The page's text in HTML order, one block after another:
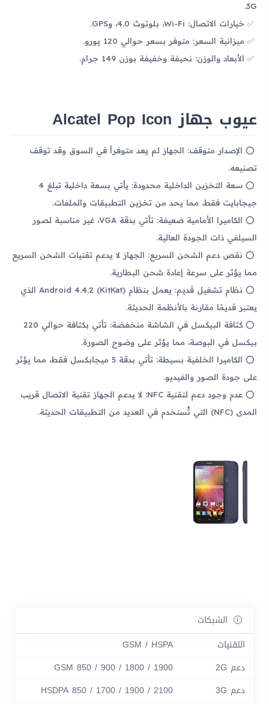
3G.
خيارات الاتصال: Wi-Fi، بلوتوث 4.0، وGPS.
ميزانية السعر: متوفر بسعر حوالي 120 يورو.
الأبعاد والوزن: نحيفة وخفيفة بوزن 149 جرام.
عيوب جهاز Alcatel Pop Icon
الإصدار متوقف: الجهاز لم يعد متوفراً في السوق وقد توقف
تصنيعه.
سعة التخزين الداخلية محدودة: يأتي بسعة داخلية تبلغ 4
جيجابايت فقط، مما يحد من تخزين التطبيقات والملفات.
الكاميرا الأمامية ضعيفة: تأتي بدقة VGA، غير مناسبة لصور
السيلفي ذات الجودة العالية.
نقص دعم الشحن السريع: الجهاز لا يدعم تقنيات الشحن السريع
مما يؤثر على سرعة إعادة شحن البطارية.
نظام تشغيل قديم: يعمل بنظام Android 4.4.2 (KitKat) الذي
يعتبر قديمًا مقارنة بالأنظمة الحديثة.
كثافة البيكسل في الشاشة منخفضة: تأتي بكثافة حوالي 220
بيكسل في البوصة، مما يؤثر على وضوح الصورة.
الكاميرا الخلفية بسيطة: تأتي بدقة 5 ميجابكسل فقط، مما يؤثر
على جودة الصور والفيديو.
عدم وجود دعم لتقنية NFC: لا يدعم الجهاز تقنية الاتصال قريب
المدى (NFC) التي تُستخدم في العديد من التطبيقات الحديثة.
الشبكات
التقنيات
GSM / HSPA
دعم 2G
GSM 850 / 900 / 1800 / 1900
دعم 3G
HSDPA 850 / 1700 / 1900 / 2100